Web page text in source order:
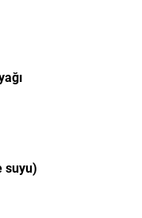
suyu)